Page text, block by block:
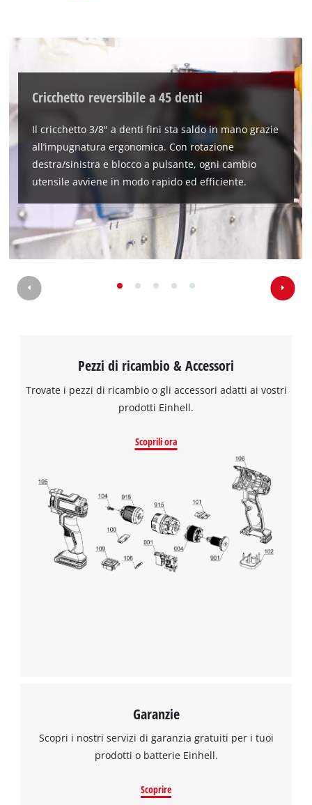
Cricchetto reversibile a 45 denti
Il cricchetto 3/8" a denti fini sta saldo in mano grazie
all’impugnatura ergonomica. Con rotazione
destra/sinistra e blocco a pulsante, ogni cambio
utensile avviene in modo rapido ed efficiente.
Pezzi di ricambio & Accessori
Trovate i pezzi di ricambio o gli accessori adatti ai vostri
prodotti Einhell.
Scoprili ora
Garanzie
Scopri i nostri servizi di garanzia gratuiti per i tuoi
prodotti o batterie Einhell.
Scoprire